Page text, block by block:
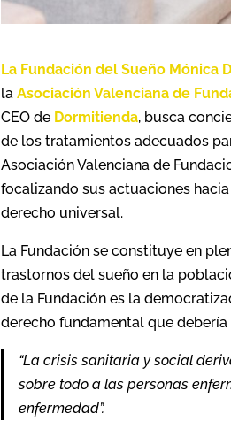
La Fundación del Sueño Mónica
laAsociación Valenciana de
CEO de Dormitienda, busca
de los tratamientos adecuados
Asociación Valenciana de
focalizando sus actuaciones
derecho universal.
La Fundación se constituye en
trastornos del sueño en la
de la Fundación es la
derecho fundamental que
“La crisis sanitaria y social
sobre todo a las personas
enfermedad”.